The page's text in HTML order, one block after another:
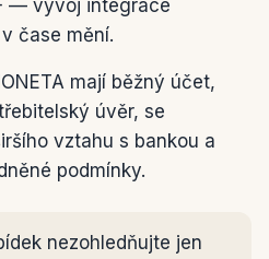
— vývoj integrace
čase mění.
mají běžný účet,
úvěr, se
vztahu s bankou a
podmínky.
nezohledňujte jen